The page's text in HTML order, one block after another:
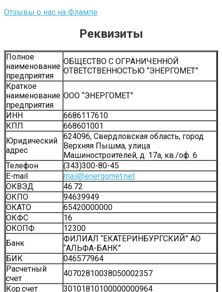
Отзывы о нас на Флампе
Реквизиты
Полное
наименование
предприятия
ОБЩЕСТВО С ОГРАНИЧЕННОЙ
ОТВЕТСТВЕННОСТЬЮ “ЭНЕРГОМЕТ”
Краткое
наименование
предприятия
ООО “ЭНЕРГОМЕТ”
ИНН
6686117610
КПП
668601001
Юридический
адрес
624096, Свердловская область, город
Верхняя Пышма, улица
Машиностроителей, д. 17а, кв./оф. 6
Телефон
(343)300-80-45
Е-mail
mail@energomet.net
ОКВЭД
46.72
ОКПО
94639949
ОКАТО
65420000000
ОКФС
16
ОКОПФ
12300
Банк
ФИЛИАЛ “ЕКАТЕРИНБУРГСКИЙ” АО
“АЛЬФА-БАНК”
БИК
046577964
Расчетный
счет
40702810038050002357
Кор.счет
30101810100000000964